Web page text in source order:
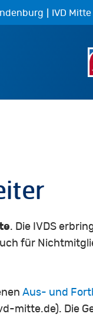
| IVD Mitte
. Die IVDS
für
Aus- und
mitte.de). Die